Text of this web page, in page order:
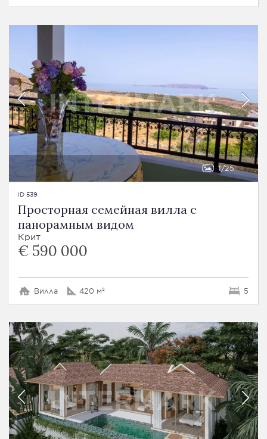
1 25
ID 539
Просторная семейная вилла с
панорамным видом
Крит
€ 590 000
Вилла 420 м² 5